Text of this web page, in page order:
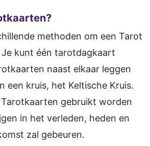
methoden om een Tarot
kunt één tarotdagkaart
naast elkaar leggen
een kruis, het Keltische Kruis.
gebruikt worden
in het verleden, heden en
zal gebeuren.